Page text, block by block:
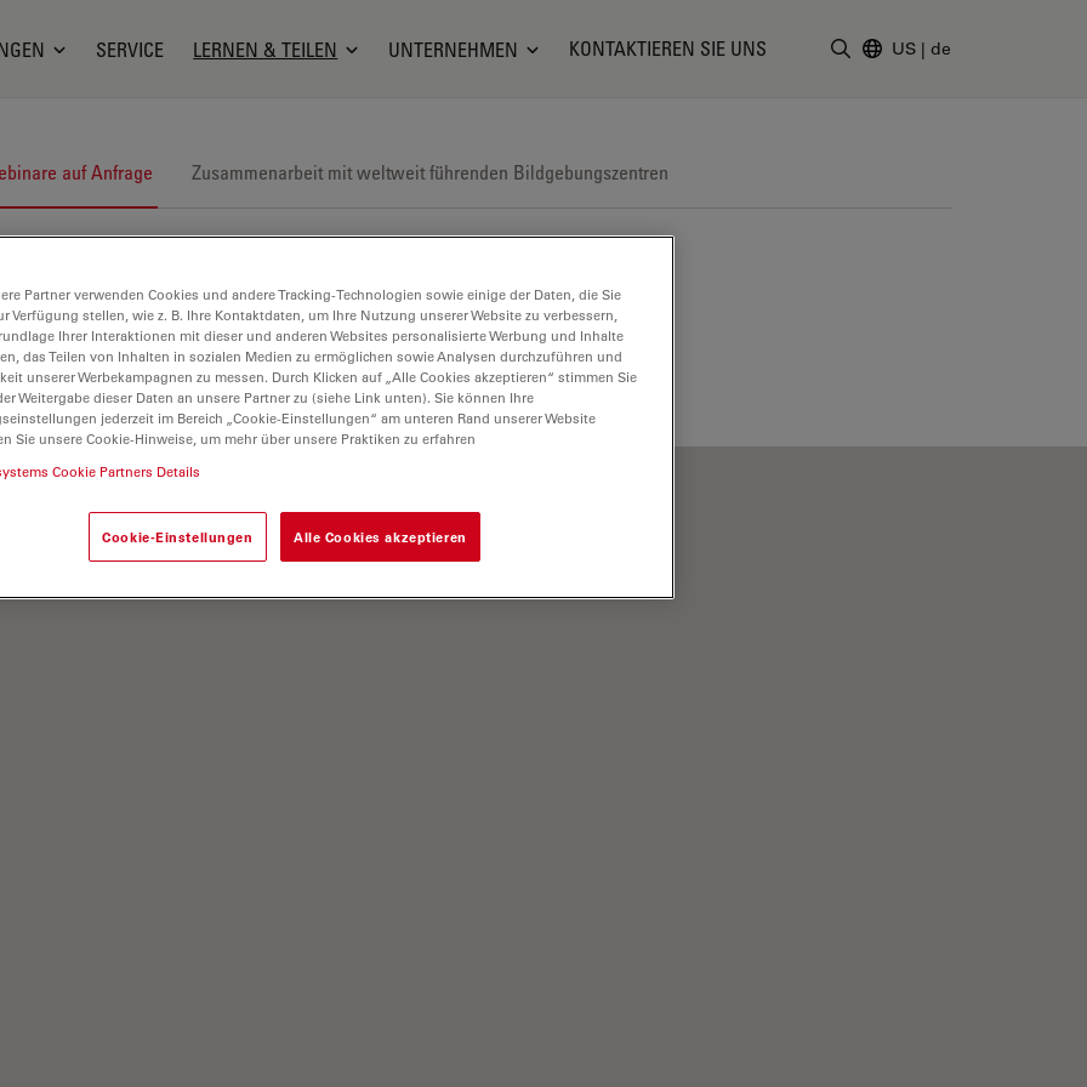
SERVICE LERNEN & TEILEN UNTERNEHMEN KONTAKTIEREN SIE UNS US | de
auf Anfrage Zusammenarbeit mit weltweit führenden Bildgebungszentren
und rekonstruktive Chirurgie
Partner verwenden Cookies und andere Tracking-Technologien sowie einige der Daten, die Sie
Verfügung stellen, wie z. B. Ihre Kontaktdaten, um Ihre Nutzung unserer Website zu verbessern,
Ihrer Interaktionen mit dieser und anderen Websites personalisierte Werbung und Inhalte
das Teilen von Inhalten in sozialen Medien zu ermöglichen sowie Analysen durchzuführen und
unserer Werbekampagnen zu messen. Durch Klicken auf „Alle Cookies akzeptieren“ stimmen Sie
Weitergabe dieser Daten an unsere Partner zu (siehe Link unten). Sie können Ihre
jederzeit im Bereich „Cookie-Einstellungen“ am unteren Rand unserer Website
Sie unsere Cookie-Hinweise, um mehr über unsere Praktiken zu erfahren
Cookie Partners Details
Cookie-Einstellungen Alle Cookies akzeptieren